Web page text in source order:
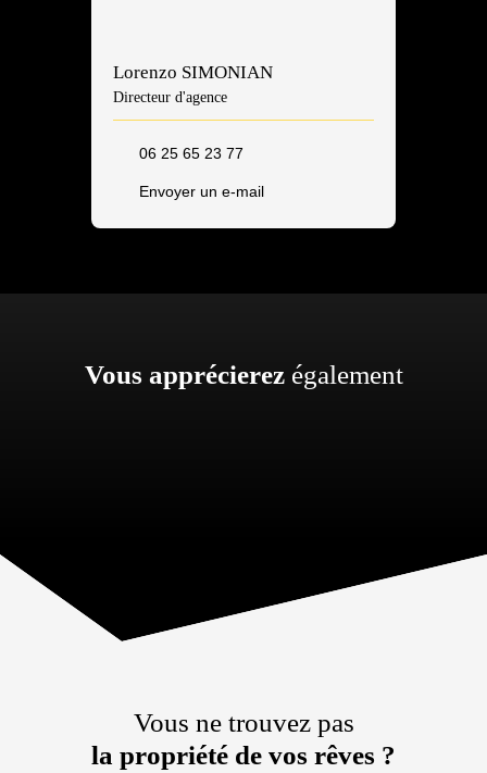
Lorenzo SIMONIAN
Directeur d'agence
06 25 65 23 77
Envoyer un e-mail
Vous apprécierezégalement
Vous ne trouvez pas
la propriété de vos rêves ?